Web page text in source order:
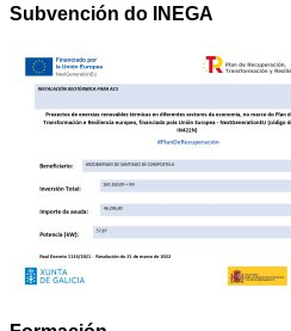
Subvención do INEGA